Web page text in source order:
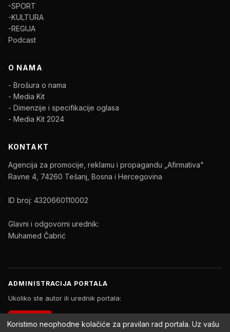
-SPORT
-KULTURA
-REGIJA
Podcast
O NAMA
- Brošura o nama
- Media Kit
- Dimenzije i specifikacije oglasa
- Media Kit 2024
KONTAKT
Agencija za promocije, reklamu i propagandu „Afirmativa"
Ravne 4, 74260 Tešanj, Bosna i Hercegovina
ID broj: 4320660110002
Glavni i odgovorni urednik:
Muhamed Čabrić
ADMINISTRACIJA PORTALA
Ukoliko ste autor ili urednik portala:
Koristimo neophodne kolačiće za pravilan rad portala. Uz vašu